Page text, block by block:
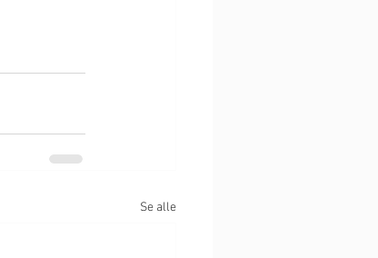
Se alle